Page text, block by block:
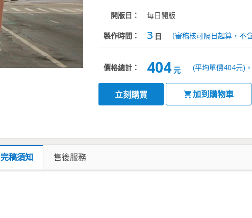
開版日： 每日開版
製作時間： 3 日 （審稿核可隔日起算，不
價格總計： 404 元 (平均單價404元)
立刻購買 加到購物車
完稿須知 售後服務